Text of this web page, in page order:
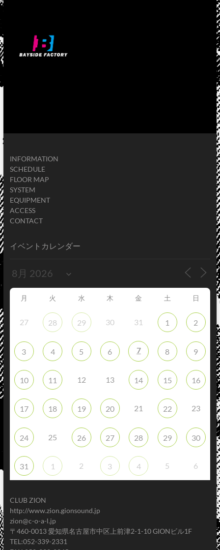
INFORMATION
SCHEDULE
FLOOR MAP
SYSTEM
EQUIPMENT
ACCESS
CONTACT
イベントカレンダー
月 火 水 木 金 土 日
27 28 29 30 31 1 2
3 4 5 6 7 8 9
10 11 12 13 14 15 16
17 18 19 20 21 22 23
24 25 26 27 28 29 30
31 1 2 3 4 5 6
CLUB ZION
http://www.zion.gionsound.jp
zion@c-o-a-l.jp
〒460-0013 愛知県名古屋市中区上前津2-1-10 GIONビル1F
TEL:052-339-2331